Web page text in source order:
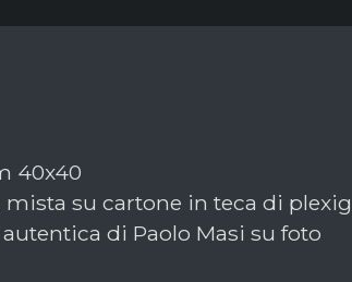
40x40
mista su cartone in teca di
di Paolo Masi su foto